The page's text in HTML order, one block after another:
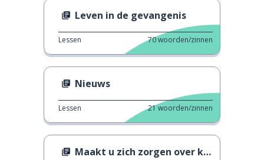
Leven in de gevangenis
Lessen 70woorden/zinnen
Nieuws
Lessen 21woorden/zinnen
Maakt u zich zorgen over klimaatverandering?